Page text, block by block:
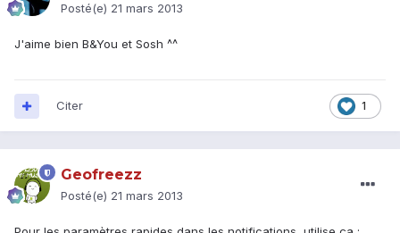
Posté(e) 21 mars 2013
J'aime bien B&You et Sosh ^^
1
Citer
Geofreezz
Posté(e) 21 mars 2013